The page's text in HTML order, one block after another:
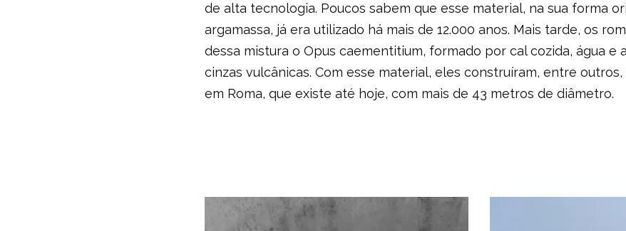
de alta tecnologia. Poucos sabem que esse material, na sua forma
argamassa, já era utilizado há mais de 12.000 anos. Mais tarde, os
dessa mistura o Opus caementitium, formado por cal cozida, água e
cinzas vulcânicas. Com esse material, eles construíram, entre
em Roma, que existe até hoje, com mais de 43 metros de diâmetro.